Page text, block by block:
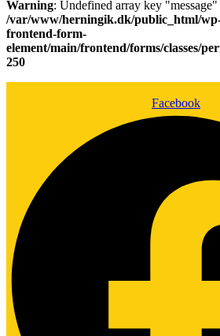
Warning: Undefined array key "message"
/var/www/herningik.dk/public_html/
frontend-form-
element/main/frontend/forms/classes/
250
Facebook